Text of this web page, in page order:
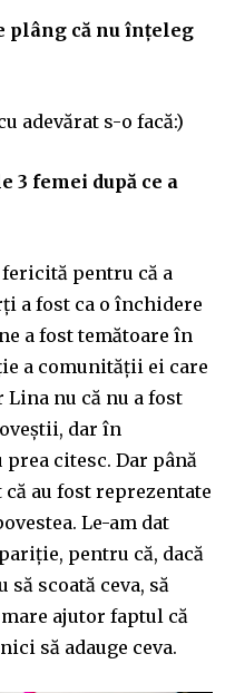
plâng că nu înțeleg
adevărat s-o facă:)
3 femei după ce a
pentru că a
a fost ca o închidere
a fost temătoare în
a comunității ei care
nu că nu a fost
dar în
citesc. Dar până
au fost reprezentate
Le-am dat
pentru că, dacă
să scoată ceva, să
mare ajutor faptul că
să adauge ceva.